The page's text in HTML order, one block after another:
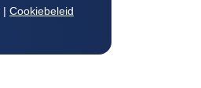
| Cookiebeleid